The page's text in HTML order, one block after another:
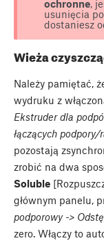
ochronne,
usunięcia
dostaniesz
Wieża
Należy pamiętać,
wydruku z
Ekstruder dla
łączących
pozostają
zrobić na dwa
Soluble
głównym panelu,
podporowy ->
zero. Włączy to